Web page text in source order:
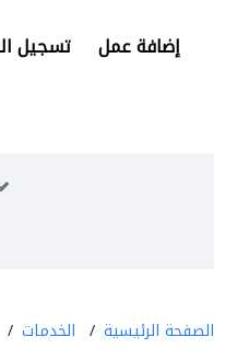
تسجيل إضافة عمل
الصفحة الرئيسية الخدمات